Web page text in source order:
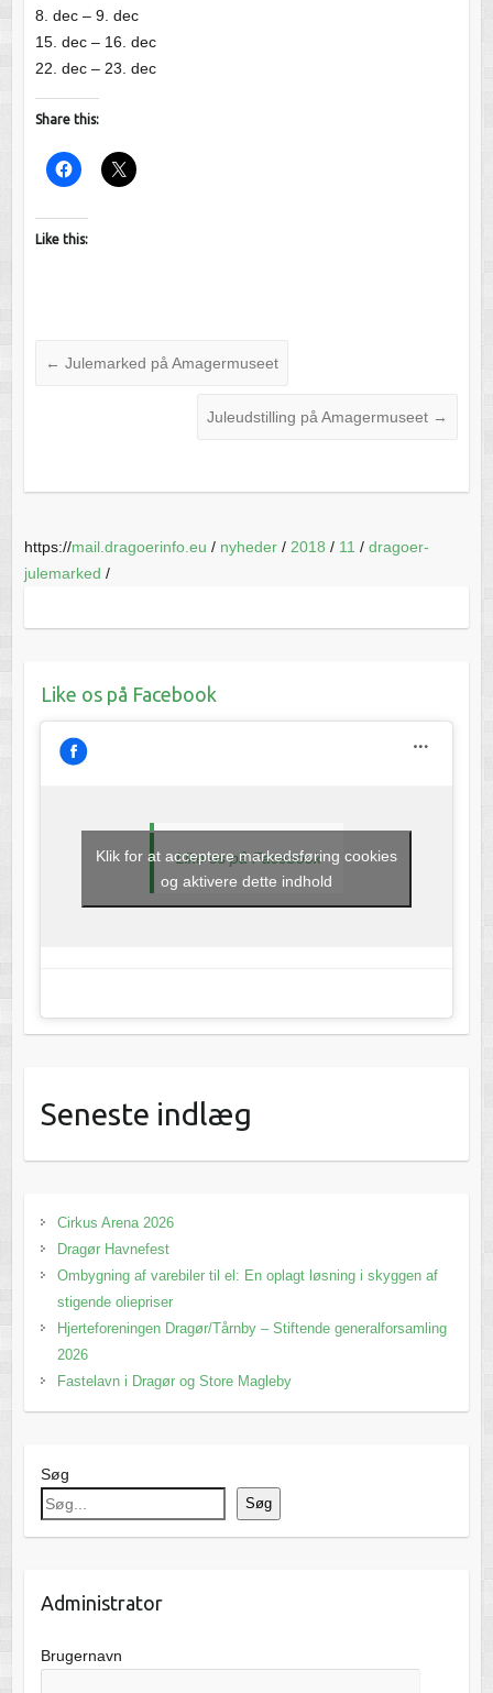
8. dec – 9. dec
15. dec – 16. dec
22. dec – 23. dec
Share this:
Like this:
← Julemarked på Amagermuseet
Juleudstilling på Amagermuseet →
https://mail.dragoerinfo.eu / nyheder/ 2018 / 11 / dragoer-
julemarked /
Like os på Facebook
Like os på Facebook
Klik for at acceptere markedsføring cookies
og aktivere dette indhold
Seneste indlæg
Cirkus Arena 2026
Dragør Havnefest
Ombygning af varebiler til el: En oplagt løsning i skyggen af
stigende oliepriser
Hjerteforeningen Dragør/Tårnby – Stiftende generalforsamling
2026
Fastelavn i Dragør og Store Magleby
Søg
Søg
Administrator
Brugernavn